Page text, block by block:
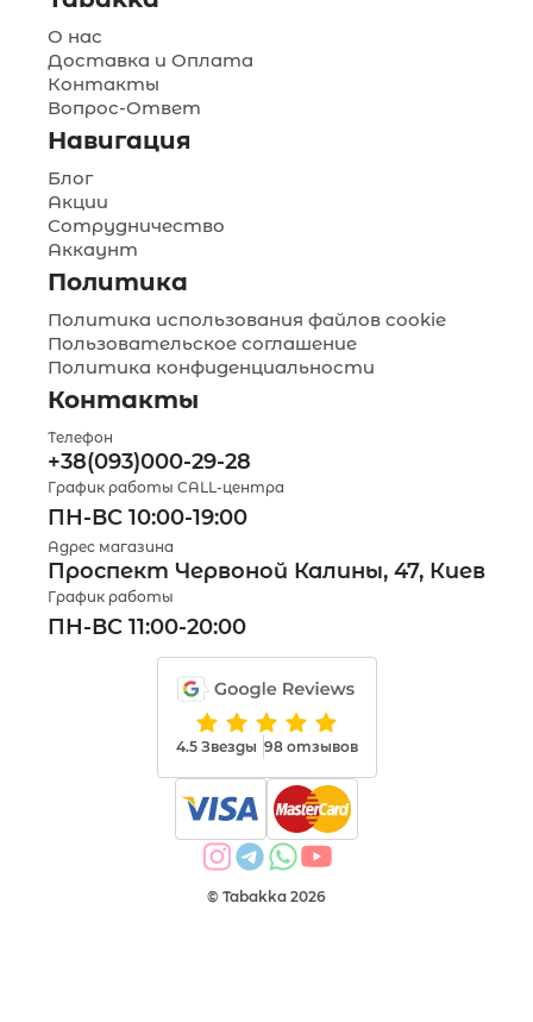
О нас
Доставка и Оплата
Контакты
Вопрос-Ответ
Навигация
Блог
Акции
Сотрудничество
Аккаунт
Политика
Политика использования файлов cookie
Пользовательское соглашение
Политика конфиденциальности
Контакты
Телефон
+38(093)000-29-28
График работы CALL-центра
ПН-ВС 10:00-19:00
Адрес магазина
Проспект Червоной Калины, 47, Киев
График работы
ПН-ВС 11:00-20:00
4.5 Звезды 98 отзывов
© Tabakka 2026